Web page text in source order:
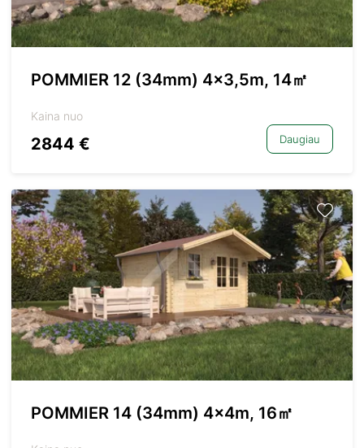
POMMIER 12 (34mm) 4×3,5m, 14㎡
Kaina nuo
2844 € Daugiau
POMMIER 14 (34mm) 4x4m, 16㎡